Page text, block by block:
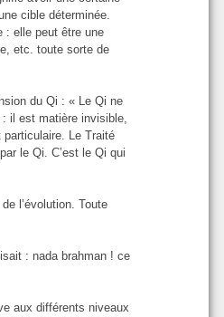
cible déterminée.
: elle peut être une
etc. toute sorte de
du Qi : « Le Qi ne
il est matière invisible,
Le Traité
le Qi. C’est le Qi qui
l’évolution. Toute
: nada brahman ! ce
aux différents niveaux